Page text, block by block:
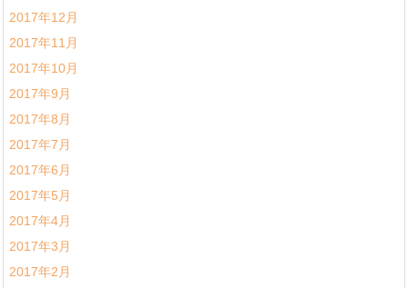
2017年12月
2017年11月
2017年10月
2017年9月
2017年8月
2017年7月
2017年6月
2017年5月
2017年4月
2017年3月
2017年2月